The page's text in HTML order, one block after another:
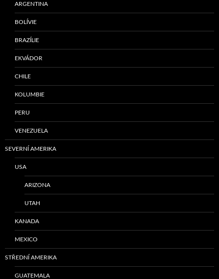
ARGENTINA
BOLÍVIE
BRAZÍLIE
EKVÁDOR
CHILE
KOLUMBIE
PERU
VENEZUELA
SEVERNÍ AMERIKA
USA
ARIZONA
UTAH
KANADA
MEXICO
STŘEDNÍ AMERIKA
GUATEMALA